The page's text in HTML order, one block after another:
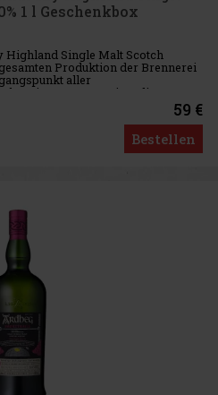
1 l Geschenkbox
Highland Single Malt Scotch
Produktion der Brennerei
aller
Diese neue Version, die ganze
59 €
Bestellen